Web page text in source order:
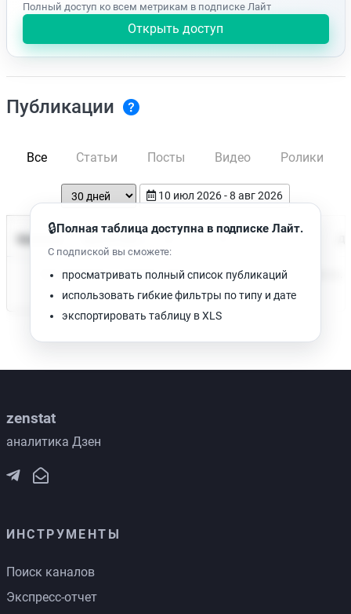
Полный доступ ко всем метрикам в подписке Лайт
Открыть доступ
Публикации
Все Статьи Посты Видео Ролики
10 июл 2026 - 8 авг 2026
Время чтения
Нет доступных публикаций. Попробуйте изменить фильтр.
🔒Полная таблица доступна в подписке Лайт.
С подпиской вы сможете:
просматривать полный список публикаций
использовать гибкие фильтры по типу и дате
экспортировать таблицу в XLS
zenstat
аналитика Дзен
ИНСТРУМЕНТЫ
Поиск каналов
Экспресс-отчет